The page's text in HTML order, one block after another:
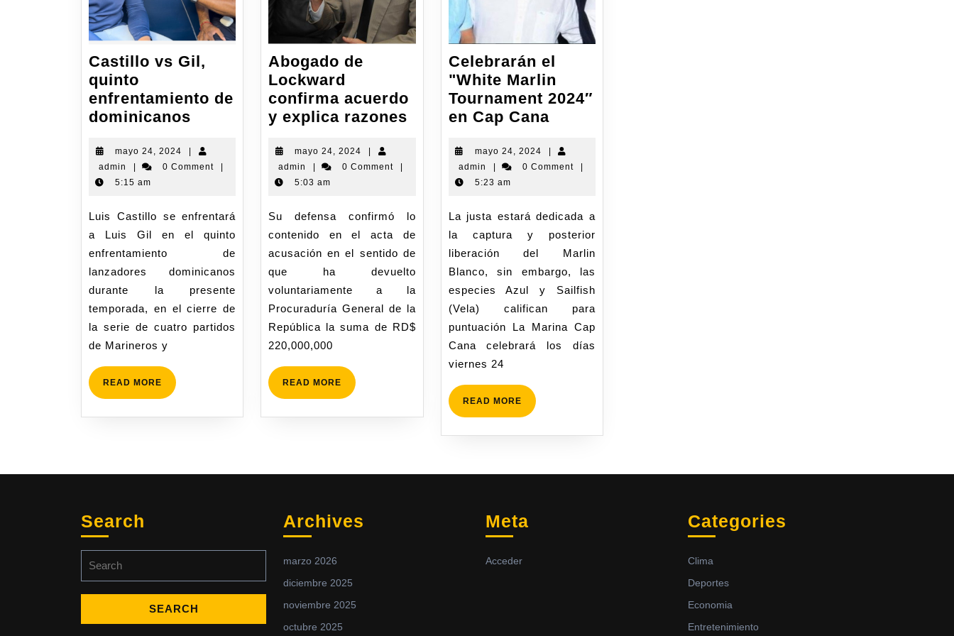
Castillo vs Gil,
quinto
enfrentamiento de
dominicanos
mayo 24, 2024
admin
0 Comment
5:15 am
Luis Castillo se enfrentará
a Luis Gil en el quinto
enfrentamiento de
lanzadores dominicanos
durante la presente
temporada, en el cierre de
la serie de cuatro partidos
de Marineros y
READ MORE
Abogado de
Lockward
confirma acuerdo
y explica razones
mayo 24, 2024
admin
0 Comment
5:03 am
Su defensa confirmó lo
contenido en el acta de
acusación en el sentido de
que ha devuelto
voluntariamente a la
Procuraduría General de la
República la suma de RD$
220,000,000
READ MORE
Celebrarán el
"White Marlin
Tournament 2024″
en Cap Cana
mayo 24, 2024
admin
0 Comment
5:23 am
La justa estará dedicada a
la captura y posterior
liberación del Marlin
Blanco, sin embargo, las
especies Azul y Sailfish
(Vela) califican para
puntuación La Marina Cap
Cana celebrará los días
viernes 24
READ MORE
Search Archives
marzo 2026
diciembre 2025
noviembre 2025
octubre 2025
Meta
Acceder
Categories
Clima
Deportes
Economia
Entretenimiento